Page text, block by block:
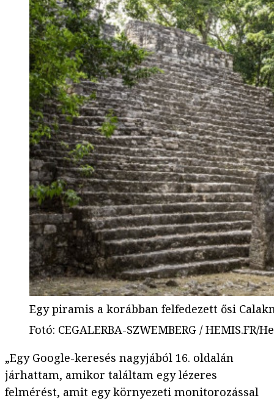
Egy piramis a korábban felfedezett ősi
Fotó: CEGALERBA-SZWEMBERG / HEMIS.FR/
„Egy Google-keresés nagyjából 16. oldalán
járhattam, amikor találtam egy lézeres
felmérést, amit egy környezeti monitorozással